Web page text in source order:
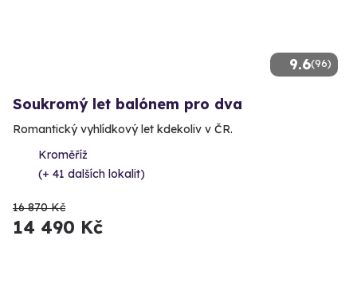
9.6(96)
Soukromý let balónem pro dva
Romantický vyhlídkový let kdekoliv v ČR.
Kroměříž
(+ 41 dalších lokalit)
16 870 Kč
14 490 Kč